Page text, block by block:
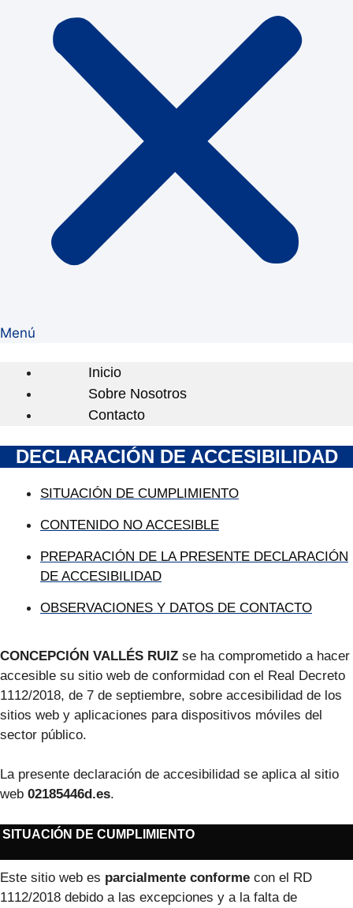
Menú
Inicio
Sobre Nosotros
Contacto
DECLARACIÓN DE ACCESIBILIDAD
SITUACIÓN DE CUMPLIMIENTO
CONTENIDO NO ACCESIBLE
PREPARACIÓN DE LA PRESENTE DECLARACIÓN
DE ACCESIBILIDAD
OBSERVACIONES Y DATOS DE CONTACTO
CONCEPCIÓN VALLÉS RUIZ se ha comprometido a hacer
accesible su sitio web de conformidad con el Real Decreto
1112/2018, de 7 de septiembre, sobre accesibilidad de los
sitios web y aplicaciones para dispositivos móviles del
sector público.
La presente declaración de accesibilidad se aplica al sitio
web 02185446d.es.
SITUACIÓN DE CUMPLIMIENTO
Este sitio web es parcialmente conforme con el RD
1112/2018 debido a las excepciones y a la falta de